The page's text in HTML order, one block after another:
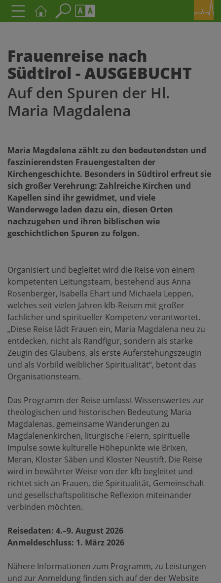
A AA
Kontrasteinstellungen
Frauenreise nach
Südtirol - AUSGEBUCHT
Auf den Spuren der Hl.
Maria Magdalena
Maria Magdalena zählt zu den bedeutendsten und
faszinierendsten Frauengestalten der
Kirchengeschichte. Besonders in Südtirol erfreut sie
sich großer Verehrung: Zahlreiche Kirchen und
Kapellen sind ihr gewidmet, und viele
Wanderwege laden dazu ein, diesen Orten
nachzugehen und ihren biblischen wie
geschichtlichen Spuren zu folgen.
Organisiert und begleitet wird die Reise von einem
kompetenten Leitungsteam, bestehend aus Anna
Rosenberger, Isabella Ehart und Michaela Leppen,
welches seit vielen Jahren kfb-Reisen mit großer
fachlicher und spiritueller Kompetenz verantwortet.
„Diese Reise lädt Frauen ein, Maria Magdalena neu zu
entdecken, nicht als Randfigur, sondern als starke
Zeugin des Glaubens, als erste Auferstehungszeugin
und als Vorbild weiblicher Spiritualität“, betont das
Organisationsteam.
Das Programm der Reise umfasst Wissenswertes zur
theologischen und historischen Bedeutung Maria
Magdalenas, gemeinsame Wanderungen zu
Magdalenenkirchen, liturgische Feiern, spirituelle
Impulse sowie kulturelle Höhepunkte wie Brixen,
Meran, Kloster Säben und Kloster Neustift. Die Reise
wird in bewährter Weise von der kfb begleitet und
richtet sich an Frauen, die Spiritualität, Gemeinschaft
und gesellschaftspolitische Reflexion miteinander
verbinden möchten.
Reisedaten: 4.–9. August 2026
Anmeldeschluss: 1. März 2026
Nähere Informationen zum Programm, zu Leistungen
und zur Anmeldung finden sich auf der der Website